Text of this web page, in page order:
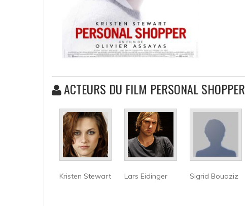
ACTEURS DU FILM PERSONAL SHOPPER
Kristen Stewart Lars Eidinger Sigrid Bouaziz